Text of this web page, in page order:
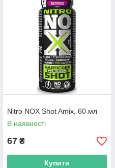
Nitro NOX Shot Amix, 60 мл
В наявності
67 ₴
Купити